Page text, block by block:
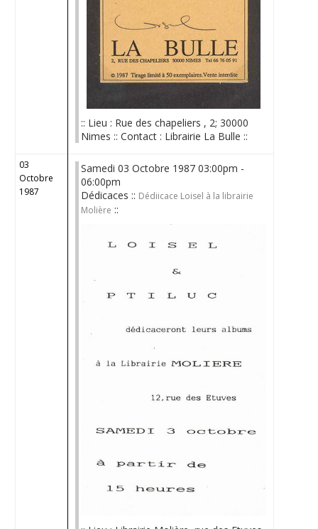
:: Lieu : Rue des chapeliers , 2; 30000
Nimes :: Contact : Librairie La Bulle ::
03
Octobre
1987
Samedi 03 Octobre 1987 03:00pm -
06:00pm
Dédicaces :: Dédiicace Loisel à la librairie
Molière ::